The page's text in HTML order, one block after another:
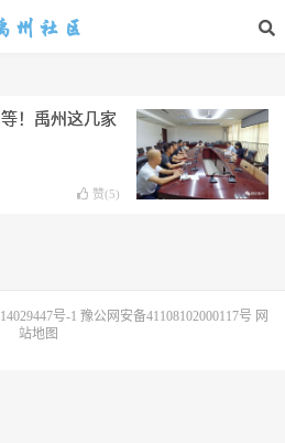
！禹州这几家
赞(5)
号-1 豫公网安备41108102000117号 网
站地图